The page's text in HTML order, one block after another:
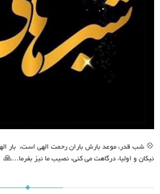
💠 شب قدر، موعد بارش باران رحمت الهی است، بار
نیکان و اولیاء درگاهت می کنی، نصیب ما نیز بفرما...🙏